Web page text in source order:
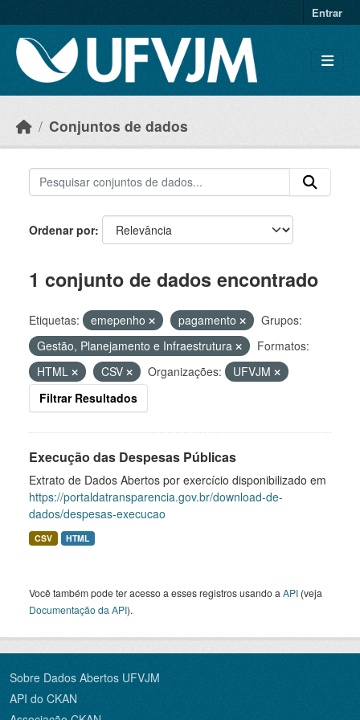
Entrar
Conjuntos de dados
Ordenar por
1 conjunto de dados encontrado
Etiquetas: emepenho pagamento
Grupos:
Gestão, Planejamento e Infraestrutura
Formatos:
HTML
CSV Organizações:
UFVJM
Filtrar Resultados
Execução das Despesas Públicas
Extrato de Dados Abertos por exercício disponibilizado em
https://portaldatransparencia.gov.br/download-de-
dados/despesas-execucao
CSV HTML
Você também pode ter acesso a esses registros usando a API (veja
Documentação da API).
Sobre Dados Abertos UFVJM
API do CKAN